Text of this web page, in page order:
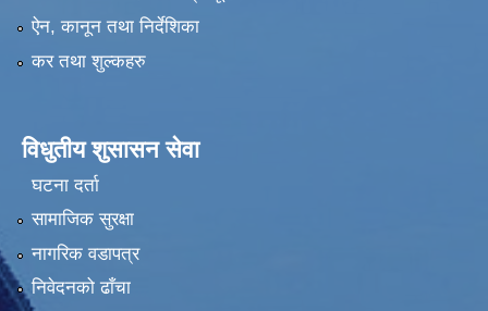
ऐन, कानून तथा निर्देशिका
कर तथा शुल्कहरु
विधुतीय शुसासन सेवा
घटना दर्ता
सामाजिक सुरक्षा
नागरिक वडापत्र
निवेदनको ढाँचा